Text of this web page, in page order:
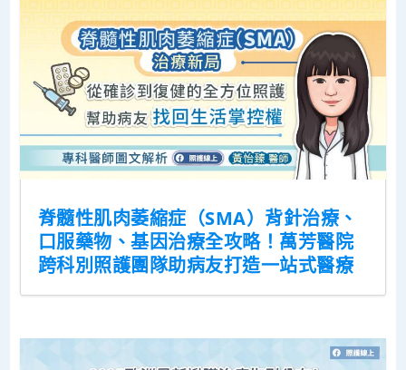
脊髓性肌肉萎縮症（SMA）背針治療、
口服藥物、基因治療全攻略！萬芳醫院
跨科別照護團隊助病友打造一站式醫療